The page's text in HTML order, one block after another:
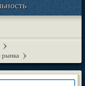
рынка